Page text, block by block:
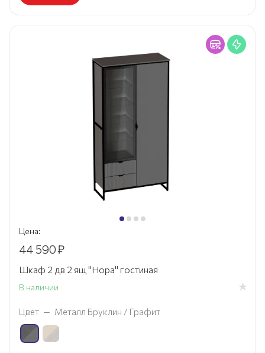
Цена:
44 590₽
Шкаф 2 дв 2 ящ "Нора" гостиная
В наличии
Цвет — Металл Бруклин / Графит